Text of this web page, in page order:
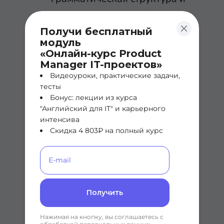
Получи бесплатный
модуль
«Онлайн-курс Product
Manager IT-проектов»
Видеоуроки, практические задачи,
тесты
Бонус: лекции из курса
"Английский для IT" и карьерного
интенсива
Скидка 4 803₽ на полный курс
Получить
Нажимая на кнопку, вы соглашаетесь с
стилистические особенности.
К примеру переводчик
Яндекса использует
нейросеть, чтобы учитывать
специфику русскоязычного
контента и синтаксические
особенности.
Путь к профессии
Если вы интересуетесь НЛП и
хотите развиваться в профессии,
нужно обладать техническим
образованием и навыками